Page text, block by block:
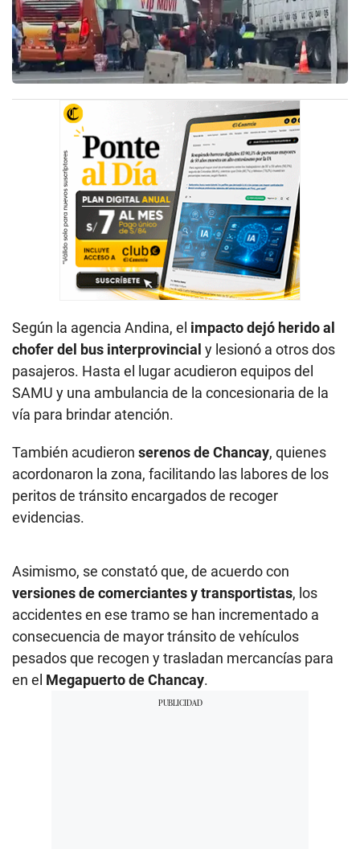
Según la agencia Andina, el impacto dejó herido al
chofer del bus interprovincial y lesionó a otros dos
pasajeros. Hasta el lugar acudieron equipos del
SAMU y una ambulancia de la concesionaria de la
vía para brindar atención.
También acudieron serenos de Chancay, quienes
acordonaron la zona, facilitando las labores de los
peritos de tránsito encargados de recoger
evidencias.
Asimismo, se constató que, de acuerdo con
versiones de comerciantes y transportistas, los
accidentes en ese tramo se han incrementado a
consecuencia de mayor tránsito de vehículos
pesados que recogen y trasladan mercancías para
en el Megapuerto de Chancay.